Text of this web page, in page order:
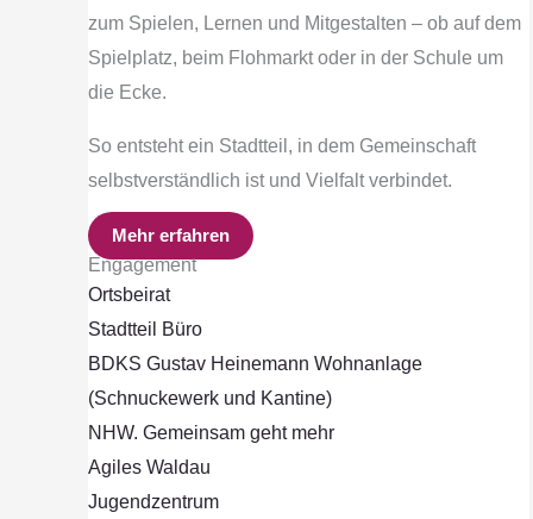
zum Spielen, Lernen und Mitgestalten – ob auf dem
Spielplatz, beim Flohmarkt oder in der Schule um
die Ecke.
So entsteht ein Stadtteil, in dem Gemeinschaft
selbstverständlich ist und Vielfalt verbindet.
Mehr erfahren
Engagement
Ortsbeirat
Stadtteil Büro
BDKS Gustav Heinemann Wohnanlage
(Schnuckewerk und Kantine)
NHW. Gemeinsam geht mehr
Agiles Waldau
Jugendzentrum